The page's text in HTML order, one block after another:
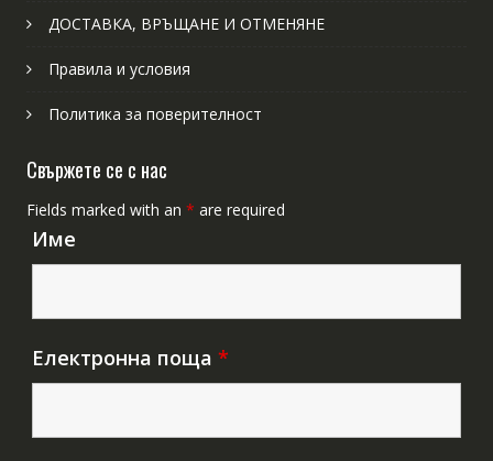
ДОСТАВКА, ВРЪЩАНЕ И ОТМЕНЯНЕ
Правила и условия
Политика за поверителност
Свържете се с нас
Fields marked with an * are required
Име
Електронна поща *